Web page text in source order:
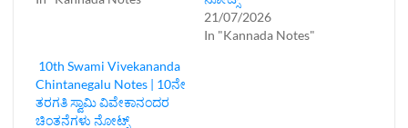
21/07/2026
In "Kannada Notes"
10th Swami Vivekananda
Chintanegalu Notes | 10ನೇ
ತರಗತಿ ಸ್ವಾಮಿ ವಿವೇಕಾನಂದರ
ಚಿಂತನೆಗಳು ನೋಟ್ಸ್